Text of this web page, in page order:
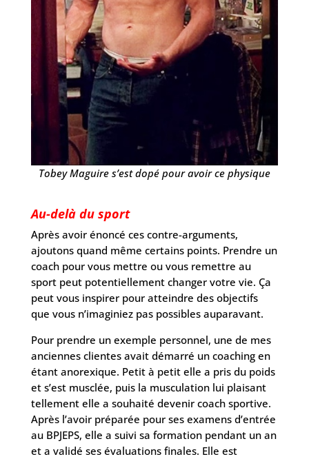
Tobey Maguire s’est dopé pour avoir ce physique
Au-delà du sport
Après avoir énoncé ces contre-arguments,
ajoutons quand même certains points. Prendre un
coach pour vous mettre ou vous remettre au
sport peut potentiellement changer votre vie. Ça
peut vous inspirer pour atteindre des objectifs
que vous n’imaginiez pas possibles auparavant.
Pour prendre un exemple personnel, une de mes
anciennes clientes avait démarré un coaching en
étant anorexique. Petit à petit elle a pris du poids
et s’est musclée, puis la musculation lui plaisant
tellement elle a souhaité devenir coach sportive.
Après l’avoir préparée pour ses examens d’entrée
au BPJEPS, elle a suivi sa formation pendant un an
et a validé ses évaluations finales. Elle est